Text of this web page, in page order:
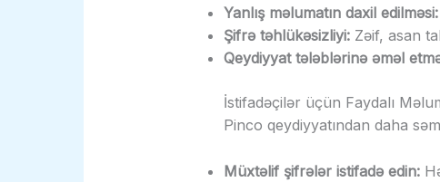
Yanlış məlumatın daxil edilməsi:
Şifrə təhlükəsizliyi: Zəif, asan
Qeydiyyat tələblərinə əməl
İstifadəçilər üçün Faydalı
Pinco qeydiyyatından daha
Müxtəlif şifrələr istifadə edin: